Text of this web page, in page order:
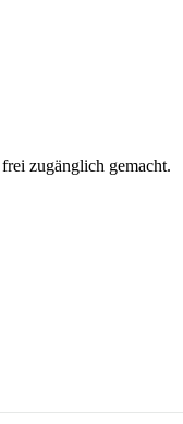
zugänglich gemacht.